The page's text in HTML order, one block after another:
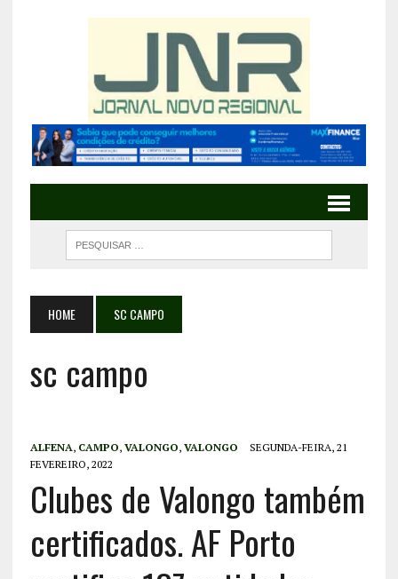
HOME SC CAMPO
sc campo
ALFENA, CAMPO, VALONGO, VALONGO
SEGUNDA-FEIRA, 21
FEVEREIRO, 2022
Clubes de Valongo também
certificados. AF Porto